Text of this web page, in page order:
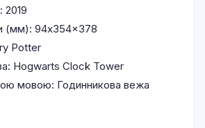
2019
(мм): 94x354x378
Potter
Hogwarts Clock Tower
мовою: Годинникова вежа